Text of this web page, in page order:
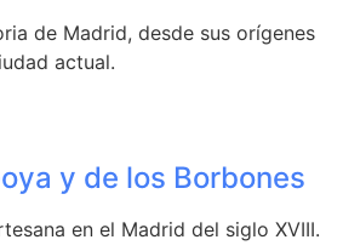
de Madrid, desde sus orígenes
actual.
y de los Borbones
en el Madrid del siglo XVIII.